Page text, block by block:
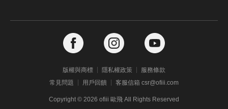
版權與商標 隱私權政策
服務條款
常見問題
用戶回饋 客服信箱 csr@ofiii.com
Copyright © 2026 ofiii 歐飛 All Rights Reserved